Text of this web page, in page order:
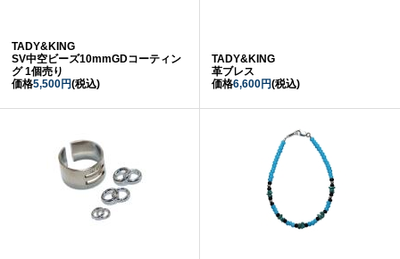
TADY&KING
SV中空ビーズ10mmGDコーティン
グ 1個売り
価格5,500円(税込)
TADY&KING
革ブレス
価格6,600円(税込)